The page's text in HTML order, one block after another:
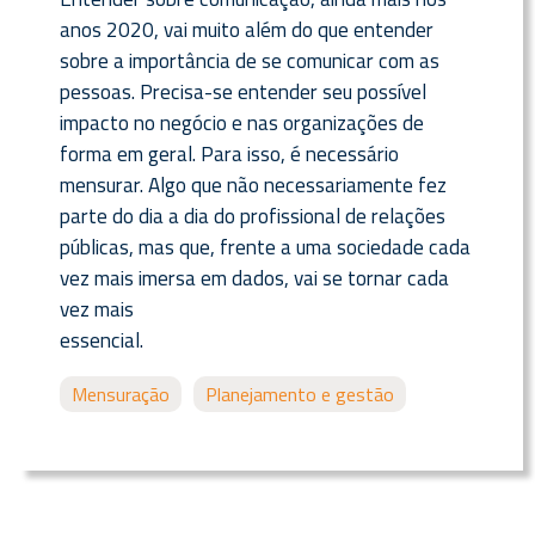
anos 2020, vai muito além do que entender
sobre a importância de se comunicar com as
pessoas. Precisa-se entender seu possível
impacto no negócio e nas organizações de
forma em geral. Para isso, é necessário
mensurar. Algo que não necessariamente fez
parte do dia a dia do profissional de relações
públicas, mas que, frente a uma sociedade cada
vez mais imersa em dados, vai se tornar cada
vez mais
essencial.
Mensuração Planejamento e gestão